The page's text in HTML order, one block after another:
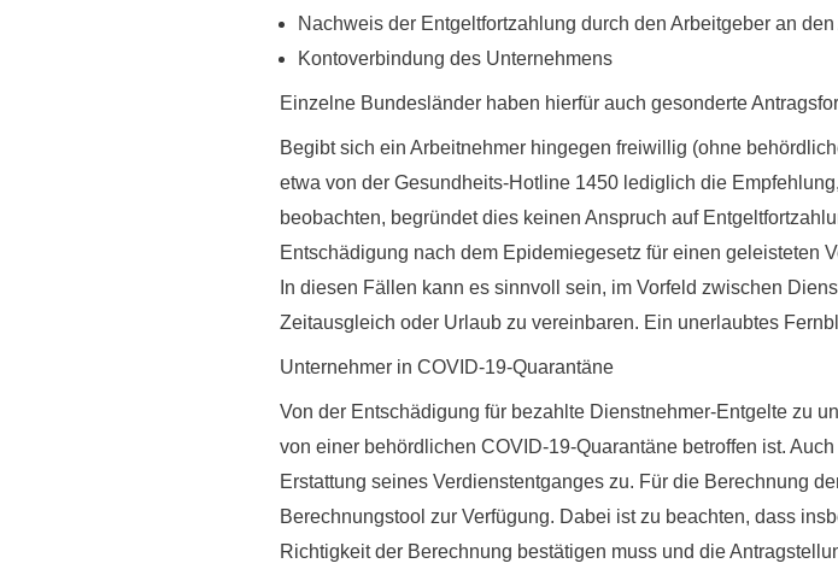
Nachweis der Entgeltfortzahlung durch den Arbeitgeber an
Kontoverbindung des Unternehmens
Einzelne Bundesländer haben hierfür auch gesonderte
Begibt sich ein Arbeitnehmer hingegen freiwillig (ohne
etwa von der Gesundheits-Hotline 1450 lediglich die
beobachten, begründet dies keinen Anspruch auf
Entschädigung nach dem Epidemiegesetz für einen geleisteten
In diesen Fällen kann es sinnvoll sein, im Vorfeld zwischen
Zeitausgleich oder Urlaub zu vereinbaren. Ein unerlaubtes
Unternehmer in COVID-19-Quarantäne
Von der Entschädigung für bezahlte Dienstnehmer-Entgelte zu
von einer behördlichen COVID-19-Quarantäne betroffen ist.
Erstattung seines Verdienstentganges zu. Für die Berechnung
Berechnungstool zur Verfügung. Dabei ist zu beachten, dass
Richtigkeit der Berechnung bestätigen muss und die